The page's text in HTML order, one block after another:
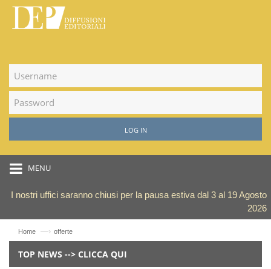
LOG IN
MENU
I nostri uffici saranno chiusi per la pausa estiva dal 3 al 19 Agosto
2026
Home —› offerte
TOP NEWS --> CLICCA QUI